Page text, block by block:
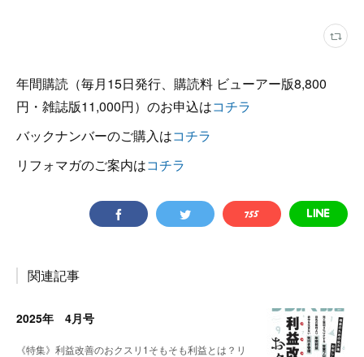
年間購読（毎月15日発行、購読料 ビューアー版8,800
円・雑誌版11,000円）のお申込はコチラ
バックナンバーのご購入はコチラ
リフォマガのご案内はコチラ
関連記事
2025年 4月号
《特集》利益改善のおクスリ1そもそも利益とは？リ